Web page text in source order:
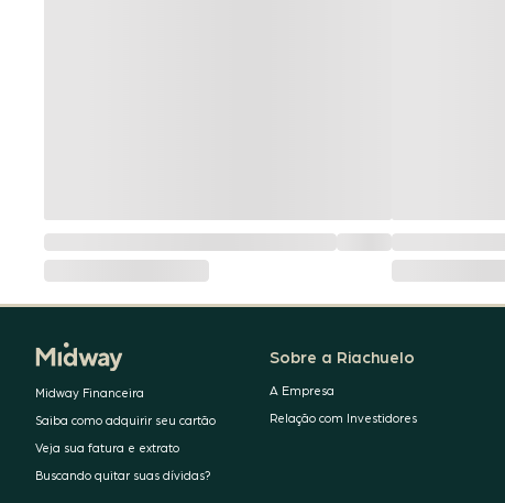
Midway Financeira
Saiba como adquirir seu cartão
Veja sua fatura e extrato
Buscando quitar suas dívidas?
Sobre a Riachuelo
A Empresa
Relação com Investidores